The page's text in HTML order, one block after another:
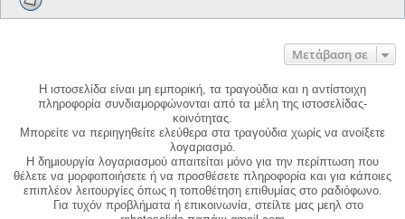
Μετάβαση σε
Η ιστοσελίδα είναι μη εμπορική, τα τραγούδια και η αντίστοιχη
πληροφορία συνδιαμορφώνονται από τα μέλη της ιστοσελίδας-
κοινότητας.
Μπορείτε να περιηγηθείτε ελεύθερα στα τραγούδια χωρίς να ανοίξετε
λογαριασμό.
Η δημιουργία λογαριασμού απαιτείται μόνο για την περίπτωση που
θέλετε να μορφοποιήσετε ή να προσθέσετε πληροφορία και για κάποιες
επιπλέον λειτουργίες όπως η τοποθέτηση επιθυμίας στο ραδιόφωνο.
Για τυχόν προβλήματα ή επικοινωνία, στείλτε μας μεηλ στο